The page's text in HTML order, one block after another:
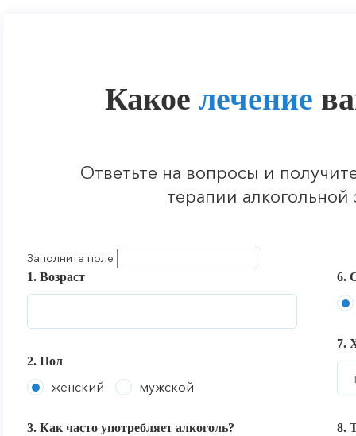
Какое лечение
Ответьте на вопросы и
терапии алкогольной
Заполните поле
1. Возраст
2. Пол
женский мужской
3. Как часто употребляет алкоголь?
6.
7.
8.